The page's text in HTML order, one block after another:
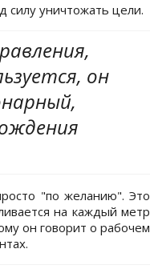
силу уничтожать цели.
он
"по желанию". Это
на каждый метр
он говорит о рабочем